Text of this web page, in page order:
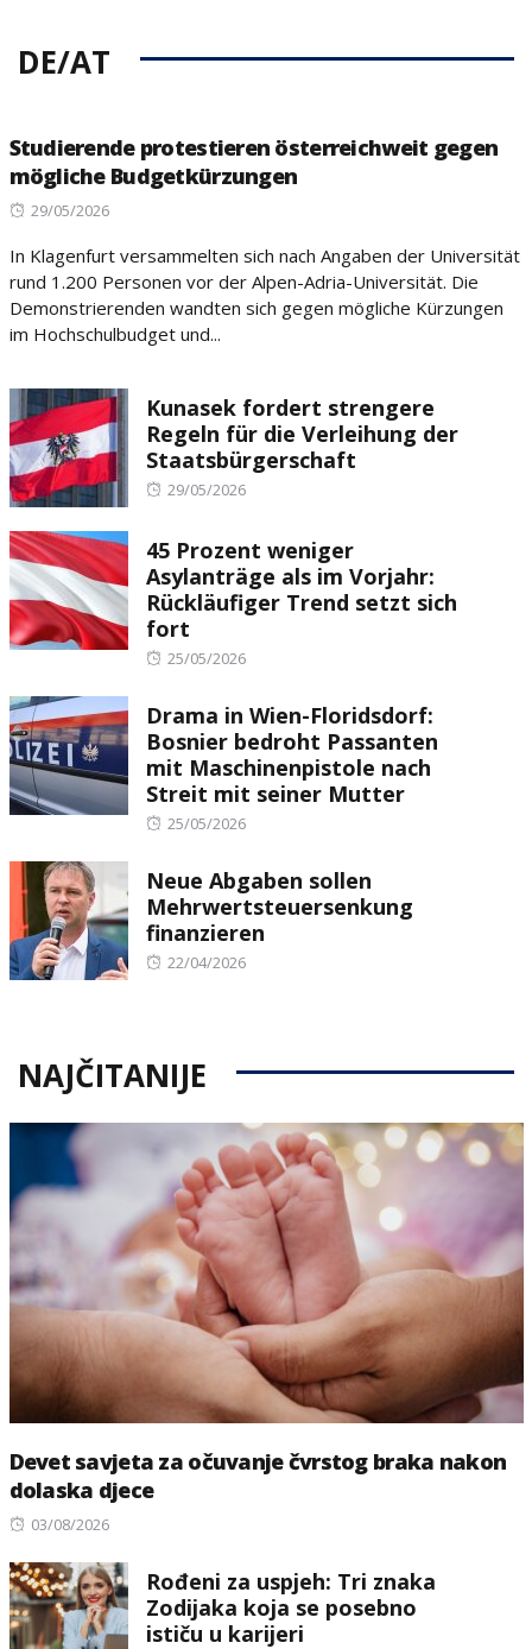
DE/AT
Studierende protestieren österreichweit gegen
mögliche Budgetkürzungen
Posted
29/05/2026
In Klagenfurt versammelten sich nach Angaben der Universität
rund 1.200 Personen vor der Alpen-Adria-Universität. Die
Demonstrierenden wandten sich gegen mögliche Kürzungen
im Hochschulbudget und...
Kunasek fordert strengere
Regeln für die Verleihung der
Staatsbürgerschaft
Posted
29/05/2026
45 Prozent weniger
Asylanträge als im Vorjahr:
Rückläufiger Trend setzt sich
fort
Posted
25/05/2026
Drama in Wien-Floridsdorf:
Bosnier bedroht Passanten
mit Maschinenpistole nach
Streit mit seiner Mutter
Posted
25/05/2026
Neue Abgaben sollen
Mehrwertsteuersenkung
finanzieren
Posted
22/04/2026
NAJČITANIJE
Devet savjeta za očuvanje čvrstog braka nakon
dolaska djece
Posted
03/08/2026
Rođeni za uspjeh: Tri znaka
Zodijaka koja se posebno
ističu u karijeri